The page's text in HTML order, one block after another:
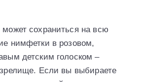
сохраниться на всю
нимфетки в розовом,
детским голоском –
Если вы выбираете